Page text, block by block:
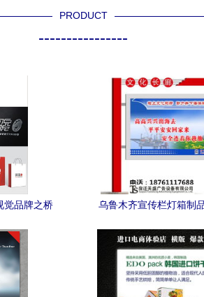
PRODUCT
----------------
觉品牌之桥
乌鲁木齐宣传栏灯箱制